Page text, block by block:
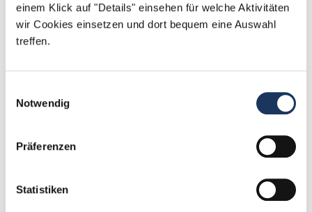
einem Klick auf "Details" einsehen für welche Aktivitäten
wir Cookies einsetzen und dort bequem eine Auswahl
treffen.
Notwendig
Präferenzen
Statistiken
Ich unterstütze Sie dabei, die richtige
Zahnarztpraxis für Ihren nächsten Karriereschritt zu